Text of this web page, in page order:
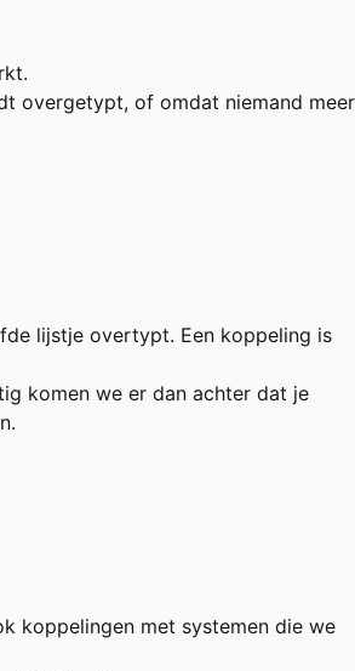
overgetypt, of omdat niemand meer
lijstje overtypt. Een koppeling is
komen we er dan achter dat je
koppelingen met systemen die we